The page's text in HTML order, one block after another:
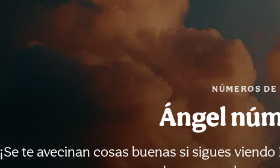
NÚMEROS DE
Ángel
¡Se te avecinan cosas buenas si sigues